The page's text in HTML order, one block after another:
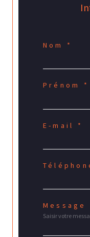
Nom *
Prénom *
E-mail *
Message